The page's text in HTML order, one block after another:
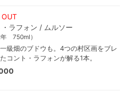
OUT
・ラフォン / ムルソー
年 750ml）
級畑のブドウも。4つの村区画をブレ
コント・ラフォンが解る1本。